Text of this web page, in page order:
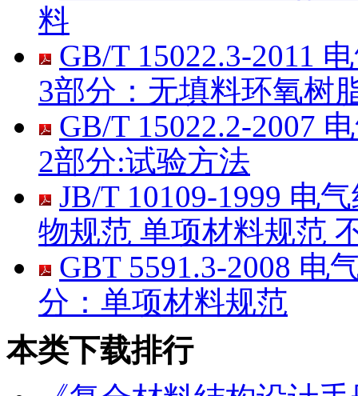
料
GB/T 15022.3-2011
3部分：无填料环氧树
GB/T 15022.2-2007
2部分:试验方法
JB/T 10109-1999 电
物规范 单项材料规范
GBT 5591.3-2008 电
分：单项材料规范
本类下载排行